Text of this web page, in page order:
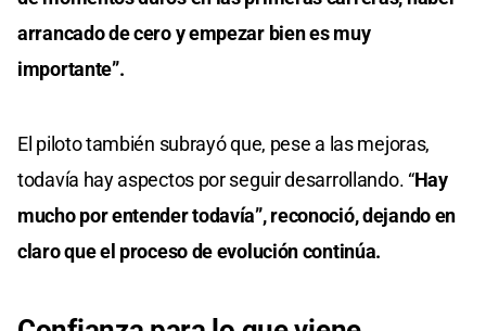
arrancado de cero y empezar bien es muy
importante”.
El piloto también subrayó que, pese a las mejoras,
todavía hay aspectos por seguir desarrollando. “Hay
mucho por entender todavía”, reconoció, dejando en
claro que el proceso de evolución continúa.